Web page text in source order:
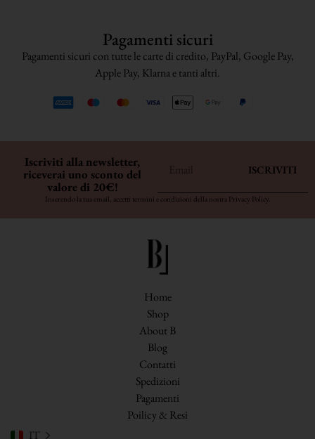
Pagamenti sicuri
Pagamenti sicuri con tutte le carte di credito, PayPal, Google Pay,
Apple Pay, Klarna e tanti altri.
Iscriviti alla newsletter,
riceverai uno sconto del
valore di 20€!
ISCRIVITI
Inserendo la tua email, accetti termini e condizioni della nostra Privacy Policy
Home
Shop
About B
Blog
Contatti
Spedizioni
Pagamenti
Poilicy & Resi
IT